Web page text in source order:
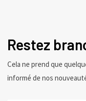
Restez
Cela ne prend que
informé de nos